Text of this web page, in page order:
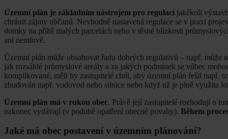
Územní plán je základním nástrojem pro regulaci jakékoli
chránit zájmy občanů. Nevhodně nastavená regulace se v praxi
domky na příliš malých parcelách nebo v těsné blízkosti
ani nemluvě.
Územní plán může obsahovat řadu dobrých regulativů – např.
jak rozsáhlé průmyslové areály a za jakých podmínek se vůbec
komplikované, měli by zastupitelé chtít, aby územní plán řešil např.
zbudován např. vodovod nebo silnice nebo když už je plně využita
Územní plán má v rukou obec. Právě její zastupitelé rozhodují o
nakonec vydávají (v podobě opatření obecné povahy). Během
Jaké má obec postavení v územním plánování?